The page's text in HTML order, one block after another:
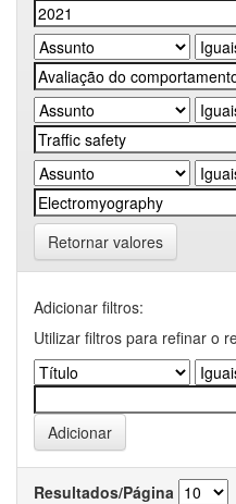
Retornar valores
Adicionar filtros:
Utilizar filtros para refinar o
Resultados/Página